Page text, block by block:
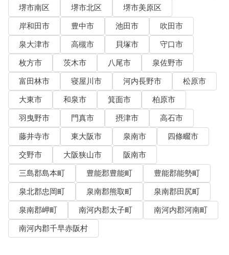
堺市南区
堺市北区
堺市美原区
岸和田市
豊中市 池田市
吹田市
泉大津市
高槻市 貝塚市
守口市
枚方市
茨木市 八尾市
泉佐野市
富田林市
寝屋川市 河内長野市
松原市
大東市
和泉市 箕面市
柏原市
羽曳野市
門真市 摂津市
高石市
藤井寺市
東大阪市 泉南市
四條畷市
交野市
大阪狭山市
阪南市
三島郡島本町
豊能郡豊能町
豊能郡能勢町
泉北郡忠岡町
泉南郡熊取町
泉南郡田尻町
泉南郡岬町
南河内郡太子町
南河内郡河南町
南河内郡千早赤阪村